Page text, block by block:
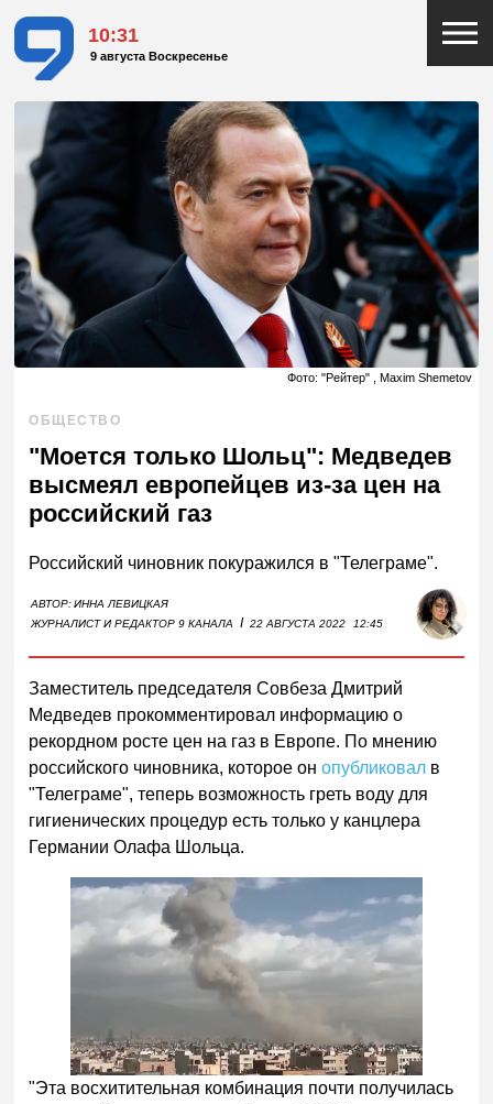
10:31
9 августа Воскресенье
Фото: "Рейтер" , Maxim Shemetov
ОБЩЕСТВО
"Моется только Шольц": Медведев
высмеял европейцев из-за цен на
российский газ
Российский чиновник покуражился в "Телеграме".
АВТОР:ИННА ЛЕВИЦКАЯ
ЖУРНАЛИСТ И РЕДАКТОР 9 КАНАЛА
I 22 АВГУСТА 2022 12:45
Заместитель председателя Совбеза Дмитрий
Медведев прокомментировал информацию о
рекордном росте цен на газ в Европе. По мнению
российского чиновника, которое онопубликовал в
"Телеграме", теперь возможность греть воду для
гигиенических процедур есть только у канцлера
Германии Олафа Шольца.
"Эта восхитительная комбинация почти получилась